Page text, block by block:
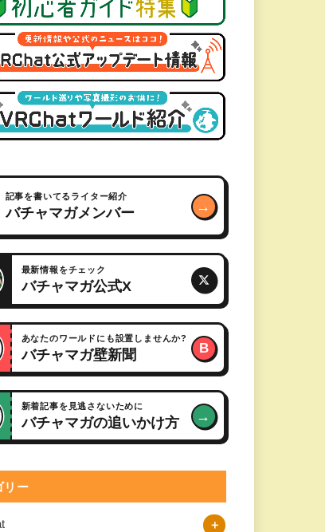
記事を書いてるライター紹介
バチャマガメンバー →
最新情報をチェック
バチャマガ公式X
あなたのワールドにも設置しませんか?
バチャマガ壁新聞 B
新着記事を見逃さないために
バチャマガの追いかけ方 →
リー